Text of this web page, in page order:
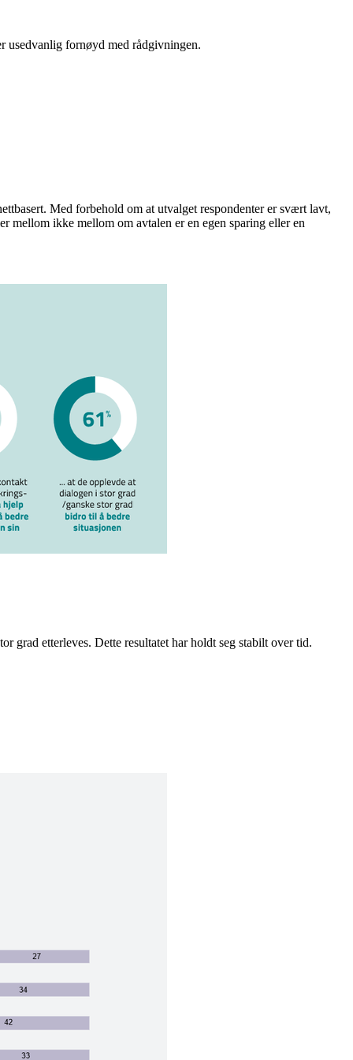
usedvanlig fornøyd med rådgivningen.
Med forbehold om at utvalget respondenter er svært lavt,
mellom ikke mellom om avtalen er en egen sparing eller en
grad etterleves. Dette resultatet har holdt seg stabilt over tid.